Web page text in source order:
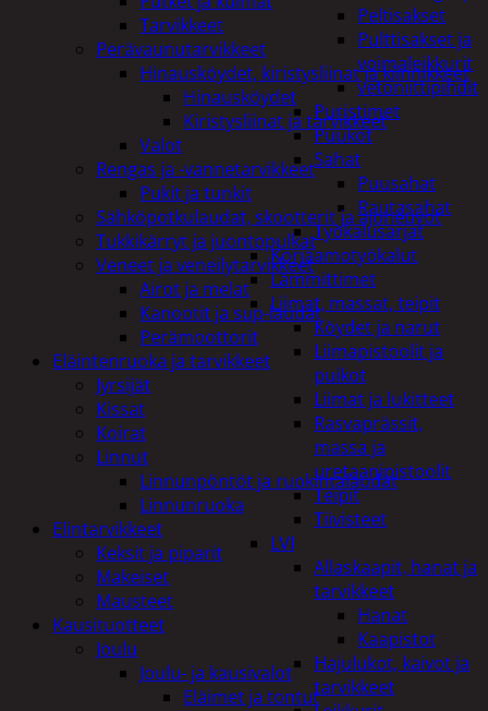
Peltisakset
Pulttisakset ja
voimaleikkurit
vetoniittipihdit
Puristimet
Puukot
Sahat
Puusahat
Rautasahat
Työkalusarjat
Korjaamotyökalut
Lämmittimet
Liimat, massat, teipit
Köydet ja narut
Liimapistoolit ja
puikot
Liimat ja lukitteet
Rasvaprässit,
massa ja
uretaanipistoolit
Teipit
Tiivisteet
LVI
Allaskaapit, hanat ja
tarvikkeet
Hanat
Kaapistot
Hajulukot, kaivot ja
tarvikkeet
Tarvikkeet
Perävaunutarvikkeet
Hinausköydet, kiristysliinat ja kiinnikkeet
Hinausköydet
Kiristysliinat ja tarvikkeet
Valot
Rengas ja -vannetarvikkeet
Pukit ja tunkit
Sähköpotkulaudat, skootterit ja ajoneuvot
Tukkikärryt ja juontopulkat
Veneet ja veneilytarvikkeet
Airot ja melat
Kanootit ja sup-laudat
Perämoottorit
Eläintenruoka ja tarvikkeet
Jyrsijät
Kissat
Koirat
Linnut
Linnunpöntöt ja ruokintalaudat
Linnunruoka
Elintarvikkeet
Keksit ja piparit
Makeiset
Mausteet
Kausituotteet
Joulu
Joulu- ja kausivalot
Eläimet ja tontut